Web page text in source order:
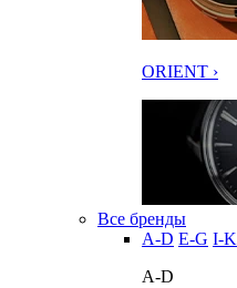
ORIENT ›
Все бренды
A-D E-G I-K
A-D